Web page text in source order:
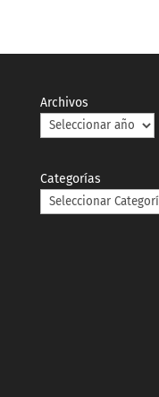
Archivos
Categorías